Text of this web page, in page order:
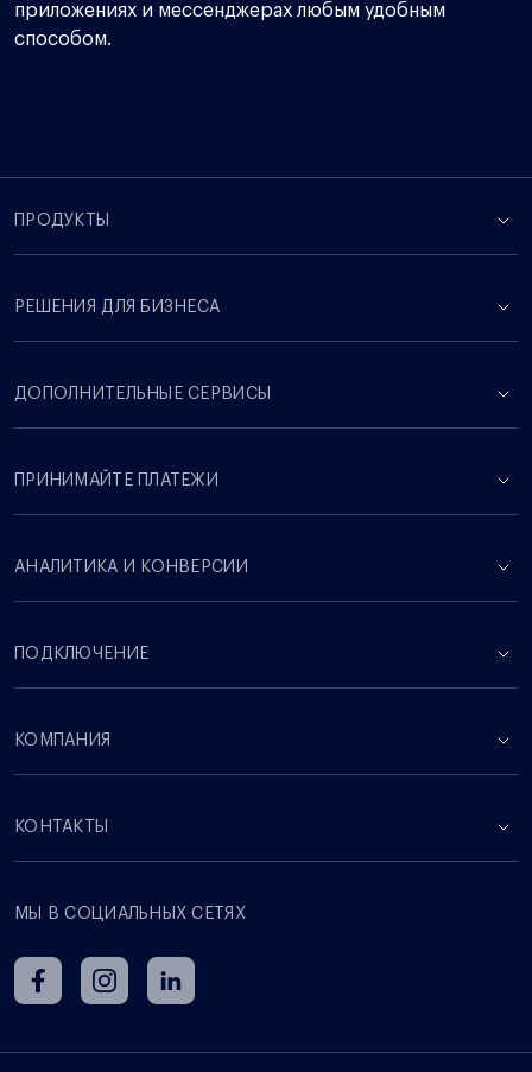
приложениях и мессенджерах любым удобным
способом.
ПРОДУКТЫ
РЕШЕНИЯ ДЛЯ БИЗНЕСА
ДОПОЛНИТЕЛЬНЫЕ СЕРВИСЫ
ПРИНИМАЙТЕ ПЛАТЕЖИ
АНАЛИТИКА И КОНВЕРСИИ
ПОДКЛЮЧЕНИЕ
КОМПАНИЯ
КОНТАКТЫ
МЫ В СОЦИАЛЬНЫХ СЕТЯХ